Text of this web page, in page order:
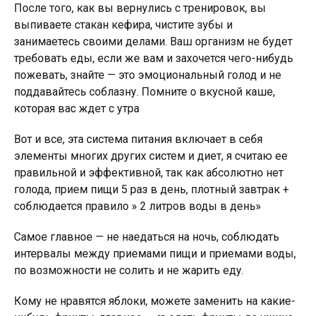
После того, как вы вернулись с тренировок, вы
выпиваете стакан кефира, чистите зубы и
занимаетесь своими делами. Ваш организм не будет
требовать еды, если же вам и захочется чего-нибудь
пожевать, знайте — это эмоциональный голод и не
поддавайтесь соблазну. Помните о вкусной каше,
которая вас ждет с утра ­
Вот и все, эта система питания включает в себя
элементы многих других систем и диет, я считаю ее
правильной и эффективной, так как абсолютно нет
голода, прием пищи 5 раз в день, плотный завтрак +
соблюдается правило » 2 литров воды в день»
Самое главное — не наедаться на ночь, соблюдать
интервалы между приемами пищи и приемами воды,
по возможности не солить и не жарить еду.
Кому не нравятся яблоки, можете заменить на какие-